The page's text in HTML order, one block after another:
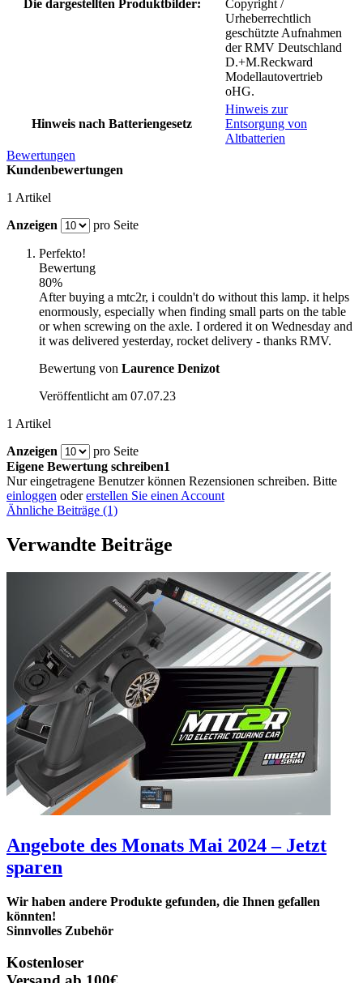
Die dargestellten Produktbilder:
Copyright /
Urheberrechtlich
geschützte Aufnahmen
der RMV Deutschland
D.+M.Reckward
Modellautovertrieb
oHG.
Hinweis nach Batteriengesetz
Hinweis zur
Entsorgung von
Altbatterien
Bewertungen
Kundenbewertungen
1 Artikel
Anzeigen
pro Seite
Perfekto!
Bewertung
80%
After buying a mtc2r, i couldn't do without this lamp. it helps
enormously, especially when finding small parts on the table
or when screwing on the axle. I ordered it on Wednesday and
it was delivered yesterday, rocket delivery - thanks RMV.
Bewertung von Laurence Denizot
Veröffentlicht am 07.07.23
1 Artikel
Anzeigen
pro Seite
Eigene Bewertung schreiben1
Nur eingetragene Benutzer können Rezensionen schreiben. Bitte
einloggen odererstellen Sie einen Account
Ähnliche Beiträge (1)
Verwandte Beiträge
Angebote des Monats Mai 2024 – Jetzt
sparen
Wir haben andere Produkte gefunden, die Ihnen gefallen
könnten!
Sinnvolles Zubehör
Kostenloser